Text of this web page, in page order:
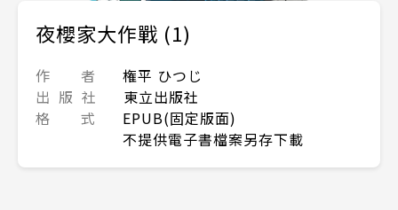
夜櫻家大作戰 (1)
作 者
権平 ひつじ
出 版 社
東立出版社
格 式
EPUB(固定版面)
不提供電子書檔案另存下載